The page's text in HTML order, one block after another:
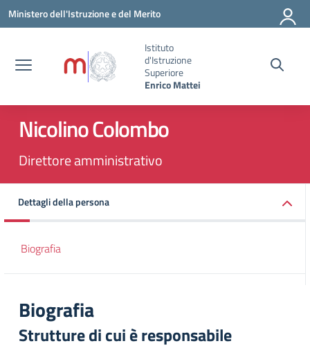
Vai ai contenuti
Vai al menu di navigazione
Vai al footer
Ministero dell'Istruzione e del Merito
Istituto
d'Istruzione
Superiore
Enrico Mattei
Nicolino Colombo
Direttore amministrativo
Dettagli della persona
Biografia
Biografia
Strutture di cui è responsabile